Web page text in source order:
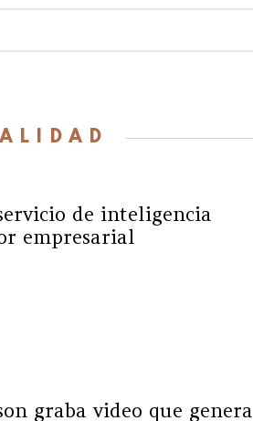
de inteligencia
empresarial
graba video que genera